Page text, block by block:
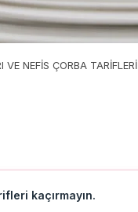
VE NEFİS ÇORBA TARİFLERİ
kaçırmayın.